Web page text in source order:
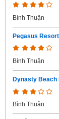
Bình Thuận
Pegasus Resort
Bình Thuận
Dynasty Beach
Bình Thuận